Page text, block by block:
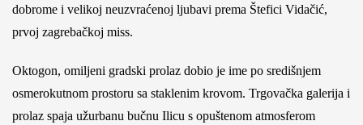
dobrome i velikoj neuzvraćenoj ljubavi prema Štefici Vidačić,
prvoj zagrebačkoj miss.
Oktogon, omiljeni gradski prolaz dobio je ime po središnjem
osmerokutnom prostoru sa staklenim krovom. Trgovačka galerija i
prolaz spaja užurbanu bučnu Ilicu s opuštenom atmosferom